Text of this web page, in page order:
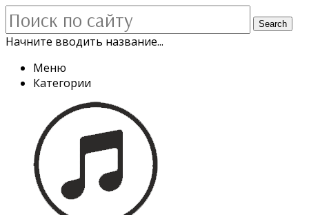
Search
Начните вводить название...
Меню
Категории